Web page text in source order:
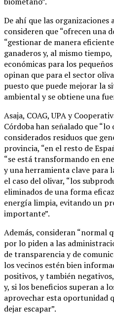
De ahí que las organizaciones
consideren que “ofrecen una
“gestionar de manera
ganaderos y, al mismo
económicas para los
opinan que para el sector
puesto que puede mejorar la
ambiental y se obtiene una
Asaja, COAG, UPA y
Córdoba han señalado que
considerados residuos que
provincia, “en el resto de
“se está transformando en
y una herramienta clave para
el caso del olivar, “los
eliminados de una forma
energía limpia, evitando un
importante”.
Además, consideran “normal
por lo piden a las
de transparencia y de
los vecinos estén bien
positivos, y también
y, si los beneficios superan a
aprovechar esta oportunidad
dejar escapar”.